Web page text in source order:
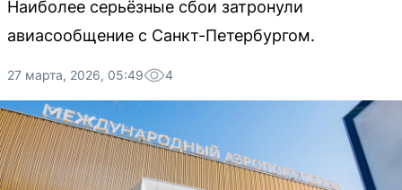
Наиболее серьёзные сбои затронули
авиасообщение с Санкт-Петербургом.
27 марта, 2026, 05:49 4